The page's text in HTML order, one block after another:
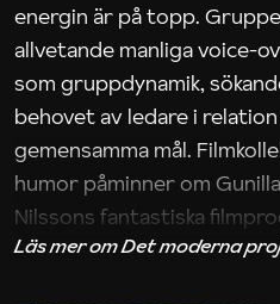
energin är på topp.
allvetande manliga voice-
som gruppdynamik,
behovet av ledare i
gemensamma mål.
humor påminner om
Nilssons fantastiska
iakttagelser om hur svårt